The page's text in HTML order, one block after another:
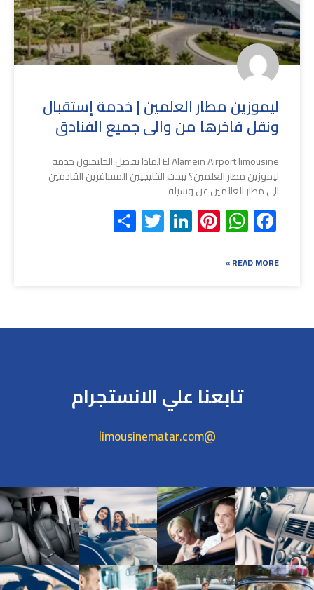
ليموزين مطار العلمين | خدمة إستقبال
ونقل فاخرها من والى جميع الفنادق
El Alamein Airport limousine لماذا يفضل الخليجيون خدمه
ليموزين مطار العلمين؟ يبحث الخليجيين المسافرين القادمين
الى مطار العالمين عن وسيله
Facebook
WhatsApp
Pinterest
LinkedIn
Twitter
READ MORE »
تابعنا علي الانستجرام
@limousinematar.com